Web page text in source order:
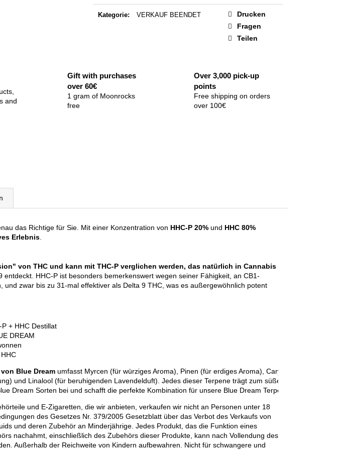
Kategorie: VERKAUF BEENDET
Drucken
Fragen
Teilen
and
Gift with purchases
over 60€
1 gram of Moonrocks
free
Over 3,000 pick-up
points
Free shipping on orders
over 100€
das Richtige für Sie. Mit einer Konzentration von HHC-P 20% und HHC 80%
Erlebnis
von THC und kann mit THC-P verglichen werden, das natürlich in Cannabis
entdeckt. HHC-P ist besonders bemerkenswert wegen seiner Fähigkeit, an CB1-
und zwar bis zu 31-mal effektiver als Delta 9 THC, was es außergewöhnlich potent
+ HHC Destillat
DREAM
Blue Dream umfasst Myrcen (für würziges Aroma), Pinen (für erdiges Aroma), Caryophyllen (für
und Linalool (für beruhigenden Lavendelduft). Jedes dieser Terpene trägt zum süßen, verträumten
Dream Sorten bei und schafft die perfekte Kombination für unsere Blue Dream Terpenprodukte.
und E-Zigaretten, die wir anbieten, verkaufen wir nicht an Personen unter 18
des Gesetzes Nr. 379/2005 Gesetzblatt über das Verbot des Verkaufs von
und deren Zubehör an Minderjährige. Jedes Produkt, das die Funktion eines
nachahmt, einschließlich des Zubehörs dieser Produkte, kann nach Vollendung des
Außerhalb der Reichweite von Kindern aufbewahren. Nicht für schwangere und